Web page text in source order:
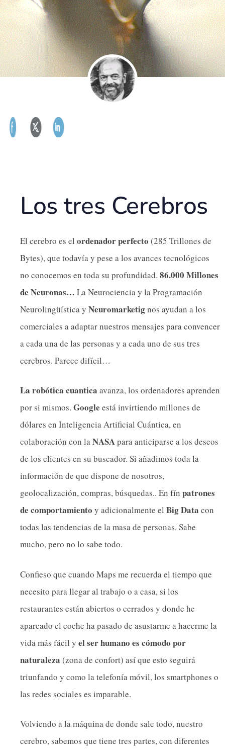
Los tres Cerebros
El cerebro es el ordenador perfecto (285 Trillones de
Bytes), que todavía y pese a los avances tecnológicos
no conocemos en toda su profundidad. 86.000 Millones
de Neuronas… La Neurociencia y la Programación
Neurolingüística y Neuromarketignos ayudan a los
comerciales a adaptar nuestros mensajes para convencer
a cada una de las personas y a cada uno de sus tres
cerebros. Parece difícil…
La robótica cuantica avanza, los ordenadores aprenden
por si mismos. Google está invirtiendo millones de
dólares en Inteligencia Artificial Cuántica, en
colaboración con laNASApara anticiparse a los deseos
de los clientes en su buscador. Si añadimos toda la
información de que dispone de nosotros,
geolocalización, compras, búsquedas.. En fín patrones
de comportamiento y adicionalmente el Big Data con
todas las tendencias de la masa de personas. Sabe
mucho, pero no lo sabe todo.
Confieso que cuando Maps me recuerda el tiempo que
necesito para llegar al trabajo o a casa, si los
restaurantes están abiertos o cerrados y donde he
aparcado el coche ha pasado de asustarme a hacerme la
vida más fácil y el ser humano es cómodo por
naturaleza (zona de confort) así que esto seguirá
triunfando y como la telefonía móvil, los smartphones o
las redes sociales es imparable.
Volviendo a la máquina de donde sale todo, nuestro
cerebro, sabemos que tiene tres partes, con diferentes